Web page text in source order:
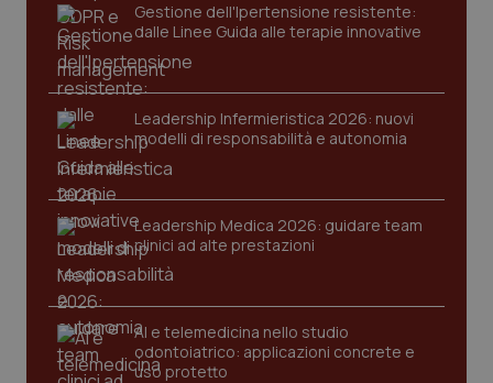
Gestione dell'Ipertensione resistente:
dalle Linee Guida alle terapie innovative
Leadership Infermieristica 2026: nuovi
modelli di responsabilità e autonomia
Leadership Medica 2026: guidare team
clinici ad alte prestazioni
AI e telemedicina nello studio
odontoiatrico: applicazioni concrete e
uso protetto
CookieScriptConsent
CookieScript
www.quotidianosanita.it
tracking-sites-ironfish-
tracking-enable
www.quotidianosanita.it